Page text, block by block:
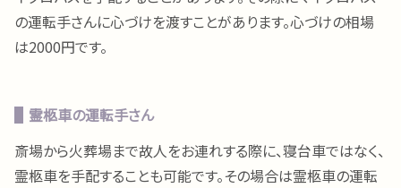
の運転手さんに心づけを渡すことがあります。心づけの相場
は2000円です。
霊柩車の運転手さん
斎場から火葬場まで故人をお連れする際に、寝台車ではなく、
霊柩車を手配することも可能です。その場合は霊柩車の運転